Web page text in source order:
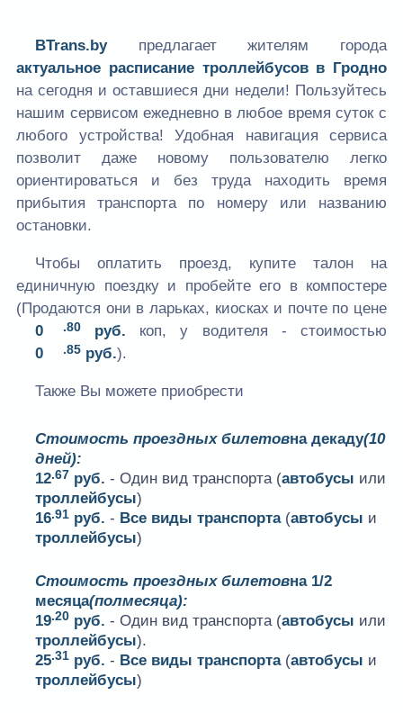
BTrans.byпредлагает жителям города
актуальное расписание троллейбусов в Гродно
на сегодня и оставшиеся дни недели! Пользуйтесь
нашим сервисом ежедневно в любое время суток с
любого устройства! Удобная навигация сервиса
позволит даже новому пользователю легко
ориентироваться и без труда находить время
прибытия транспорта по номеру или названию
остановки.
Чтобы оплатить проезд, купите талон на
единичную поездку и пробейте его в компостере
(Продаются они в ларьках, киосках и почте по цене
0
.80руб. коп, у водителя - стоимостью
0
.85руб.).
Также Вы можете приобрести
Стоимость проездных билетовна декаду(10
дней):
12.67 руб. - Один вид транспорта (автобусы или
троллейбусы)
16.91 руб. - Все виды транспорта(автобусы и
троллейбусы)
Стоимость проездных билетовна 1/2
месяца(полмесяца):
19.20 руб. - Один вид транспорта (автобусы или
троллейбусы).
25.31 руб. - Все виды транспорта(автобусы и
троллейбусы)